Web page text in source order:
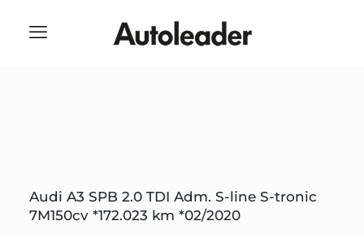
Audi A3 SPB 2.0 TDI Adm. S-line S-tronic
7M150cv *172.023 km *02/2020